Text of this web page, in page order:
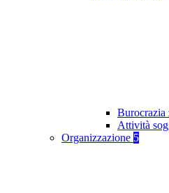
Burocrazia
Attività
Organizzazione 5